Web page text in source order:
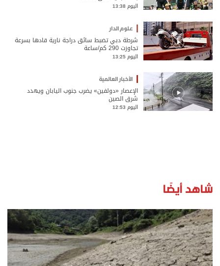
اليوم 13:38
علوم الدار
شرطة دبي تضبط سائق دراجة نارية قادها بسرعة
تجاوزت 290 كم/ساعة
اليوم 13:25
الأخبار العالمية
الإعصار «دولفين» يضرب جنوب اليابان ويهدد
شرق الصين
اليوم 12:53
شاهد أيضًا